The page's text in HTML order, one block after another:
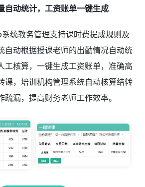
自动统计，工资账单一键生成
统教务管理支持课时费提成规则及
自动根据授课老师的出勤情况自动统
工核算，一键生成工资账单，准确高
课，培训机构管理系统自动核算结转
漏，提高财务老师工作效率。